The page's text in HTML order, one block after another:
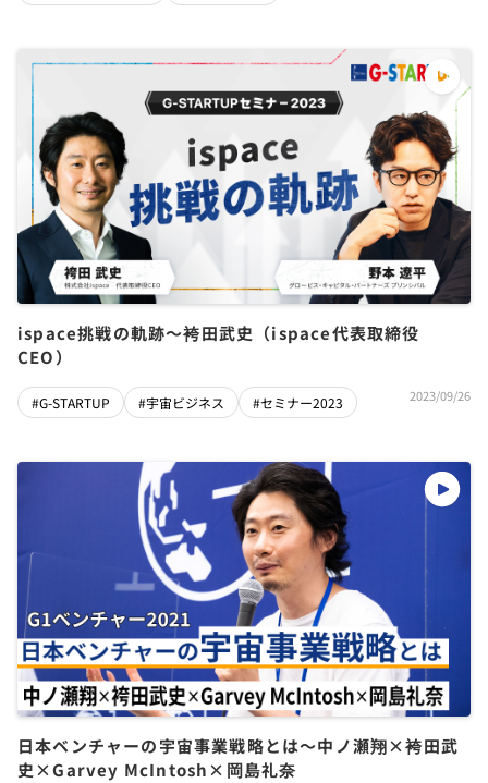
ispace挑戦の軌跡〜袴田武史（ispace代表取締役
CEO）
#G-STARTUP #宇宙ビジネス #セミナー2023 2023/09/26
日本ベンチャーの宇宙事業戦略とは〜中ノ瀬翔×袴田武
史×Garvey McIntosh×岡島礼奈